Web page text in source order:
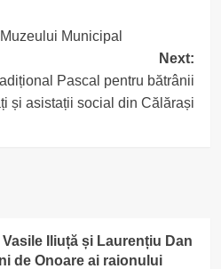
Municipal
Next:
Pascal pentru bătrânii
și asistații social din Călărași
Iliuță și Laurențiu Dan
de Onoare ai raionului